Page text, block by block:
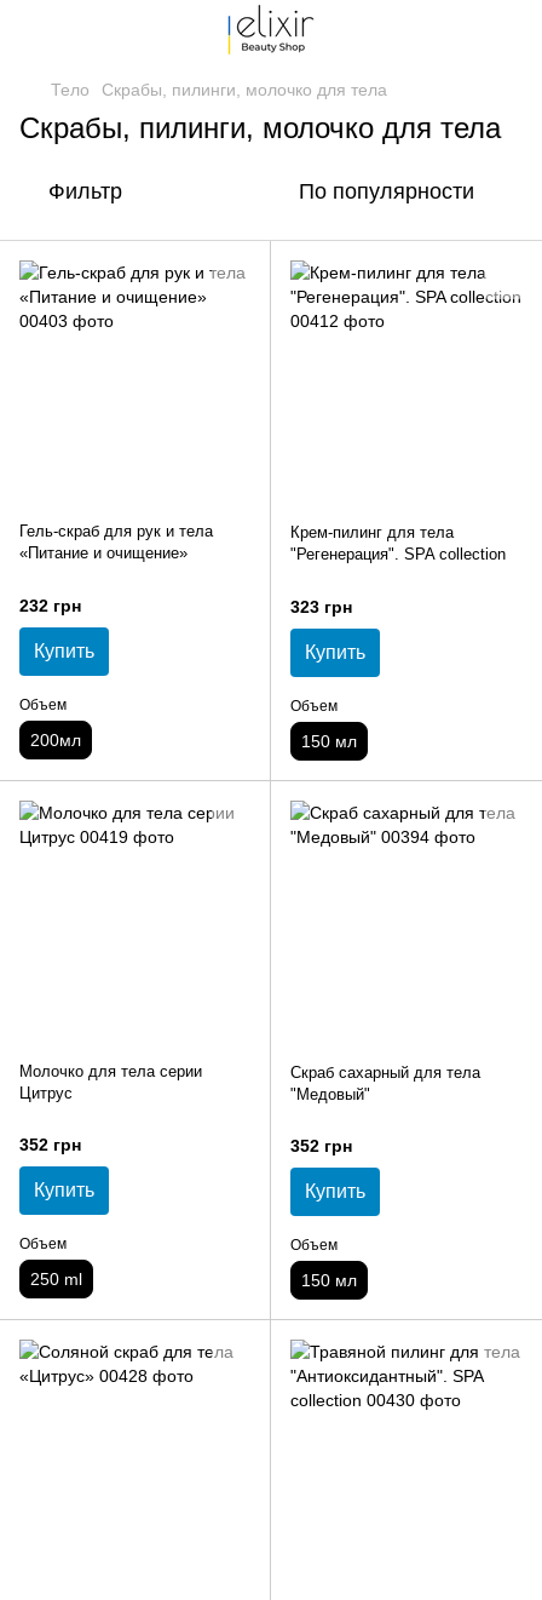
Тело Скрабы, пилинги, молочко для тела
Скрабы, пилинги, молочко для тела
Фильтр По популярности
Гель-скраб для рук и тела
«Питание и очищение»
232 грн
Купить
Объем
200мл
Крем-пилинг для тела
"Регенерация". SPA collection
323 грн
Купить
Объем
150 мл
Молочко для тела серии
Цитрус
352 грн
Купить
Объем
250 ml
Cкраб сахарный для тела
"Медовый"
352 грн
Купить
Объем
150 мл